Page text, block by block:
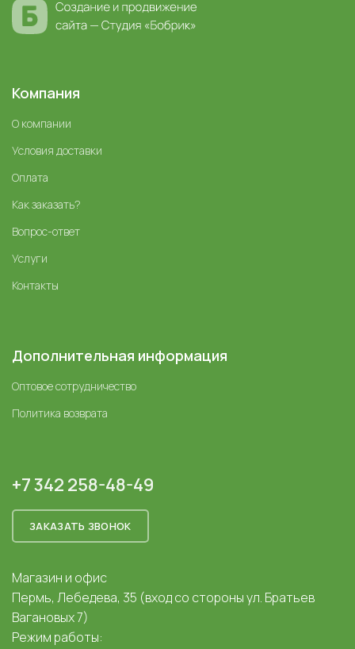
Компания
О компании
Условия доставки
Оплата
Как заказать?
Вопрос-ответ
Услуги
Контакты
Дополнительная информация
Оптовое сотрудничество
Политика возврата
+7 342 258-48-49
ЗАКАЗАТЬ ЗВОНОК
Магазин и офис
Пермь, Лебедева, 35 (вход со стороны ул. Братьев
Вагановых 7)
Режим работы: